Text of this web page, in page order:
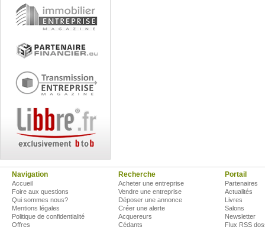
Navigation
Accueil
Foire aux questions
Qui sommes nous?
Mentions légales
Politique de confidentialité
Offres
Recherche
Acheter une entreprise
Vendre une entreprise
Déposer une annonce
Créer une alerte
Acquereurs
Cédants
Portail
Partenaires
Actualités
Livres
Salons
Newsletter
Flux RSS